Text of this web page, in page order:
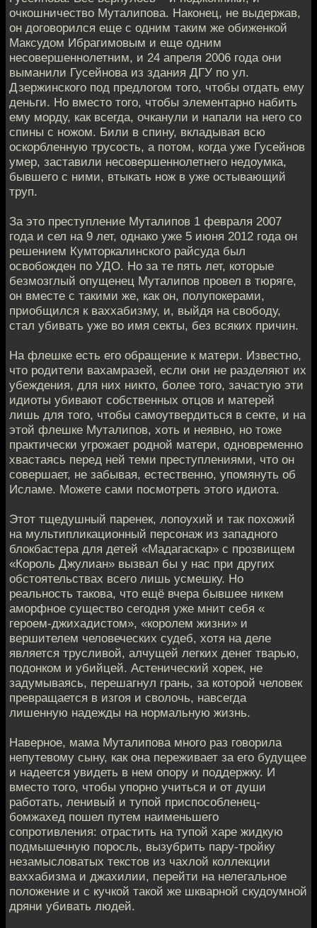
очкошничество Муталипова. Наконец, не выдержав,
он договорился еще с одним таким же обиженкой
Максудом Ибрагимовым и еще одним
несовершеннолетним, и 24 апреля 2006 года они
выманили Гусейнова из здания ДГУ по ул.
Дзержинского под предлогом того, чтобы отдать ему
деньги. Но вместо того, чтобы элементарно набить
ему морду, как всегда, очканули и напали на него со
спины с ножом. Били в спину, вкладывая всю
оскорбленную трусость, а потом, когда уже Гусейнов
умер, заставили несовершеннолетнего недоумка,
бывшего с ними, втыкать нож в уже остывающий
труп.
За это преступление Муталипов 1 февраля 2007
года и сел на 9 лет, однако уже 5 июня 2012 года он
решением Кумторкалинского райсуда был
освобожден по УДО. Но за те пять лет, которые
безмозглый опущенец Муталипов провел в тюряге,
он вместе с такими же, как он, полупокерами,
приобщился к ваххабизму, и, выйдя на свободу,
стал убивать уже во имя секты, без всяких причин.
На флешке есть его обращение к матери. Известно,
что родители вахамразей, если они не разделяют их
убеждения, для них никто, более того, зачастую эти
идиоты убивают собственных отцов и матерей
лишь для того, чтобы самоутвердиться в секте, и на
этой флешке Муталипов, хоть и неявно, но тоже
практически угрожает родной матери, одновременно
хвастаясь перед ней теми преступлениями, что он
совершает, не забывая, естественно, упомянуть об
Исламе. Можете сами посмотреть этого идиота.
Этот тщедушный паренек, лопоухий и так похожий
на мультипликационный персонаж из западного
блокбастера для детей «Мадагаскар» с прозвищем
«Король Джулиан» вызвал бы у нас при других
обстоятельствах всего лишь усмешку. Но
реальность такова, что ещё вчера бывшее никем
аморфное существо сегодня уже мнит себя «
героем-джихадистом», «королем жизни» и
вершителем человеческих судеб, хотя на деле
является трусливой, алчущей легких денег тварью,
подонком и убийцей. Астенический хорек, не
задумываясь, перешагнул грань, за которой человек
превращается в изгоя и сволочь, навсегда
лишенную надежды на нормальную жизнь.
Наверное, мама Муталипова много раз говорила
непутевому сыну, как она переживает за его будущее
и надеется увидеть в нем опору и поддержку. И
вместо того, чтобы упорно учиться и от души
работать, ленивый и тупой приспособленец-
бомжахед пошел путем наименьшего
сопротивления: отрастить на тупой харе жидкую
подмышечную поросль, вызубрить пару-тройку
незамысловатых текстов из чахлой коллекции
ваххабизма и джахилии, перейти на нелегальное
положение и с кучкой такой же шкварной скудоумной
дряни убивать людей.